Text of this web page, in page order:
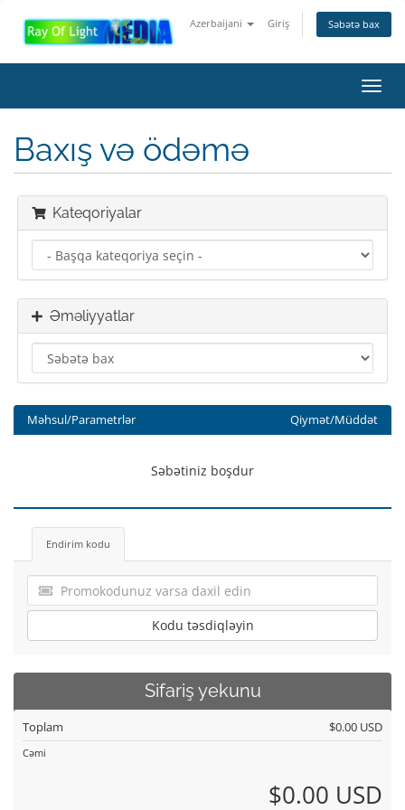
Azerbaijani Giriş Səbətə bax
keçid
Baxış və ödəmə
Kateqoriyalar
Əməliyyatlar
Məhsul/Parametrlər Qiymət/Müddət
Səbətiniz boşdur
Endirim kodu
Kodu təsdiqləyin
Sifariş yekunu
Toplam $0.00 USD
Cəmi
$0.00 USD